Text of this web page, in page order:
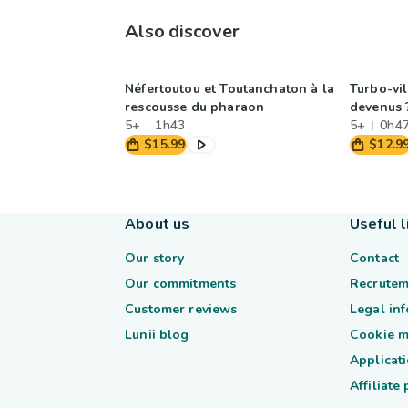
Also discover
Néfertoutou et Toutanchaton à la
rescousse du pharaon
5+
1h43
$15.99
Turbo-
devenus
5+
About us
Our story
Our commitments
Customer reviews
Lunii blog
Useful
Contact
Legal
Cookie
Affiliate